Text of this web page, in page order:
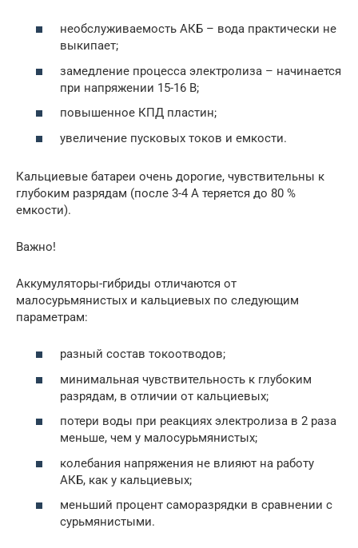
необслуживаемость АКБ – вода практически не
выкипает;
замедление процесса электролиза – начинается
при напряжении 15-16 В;
повышенное КПД пластин;
увеличение пусковых токов и емкости.
Кальциевые батареи очень дорогие, чувствительны к
глубоким разрядам (после 3-4 А теряется до 80 %
емкости).
Важно!
Аккумуляторы-гибриды отличаются от
малосурьмянистых и кальциевых по следующим
параметрам:
разный состав токоотводов;
минимальная чувствительность к глубоким
разрядам, в отличии от кальциевых;
потери воды при реакциях электролиза в 2 раза
меньше, чем у малосурьмянистых;
колебания напряжения не влияют на работу
АКБ, как у кальциевых;
меньший процент саморазрядки в сравнении с
сурьмянистыми.